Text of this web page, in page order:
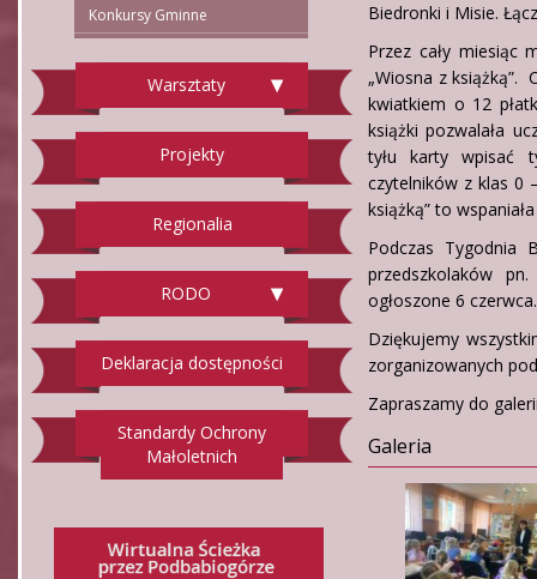
Konkursy Gminne
Warsztaty
Projekty
Regionalia
RODO
Deklaracja dostępności
Standardy Ochrony
Małoletnich
Biedronki i Misie.
Przez cały miesiąc
„Wiosna z książką”.
kwiatkiem o 12
książki pozwalała
tyłu karty wpisać
czytelników z klas 0
książką” to
Podczas Tygodnia
przedszkolaków
ogłoszone 6 czerwca.
Dziękujemy
zorganizowanych
Zapraszamy do
Galeria